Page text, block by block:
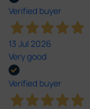
Verified buyer
13 Jul 2026
Very good
Verified buyer